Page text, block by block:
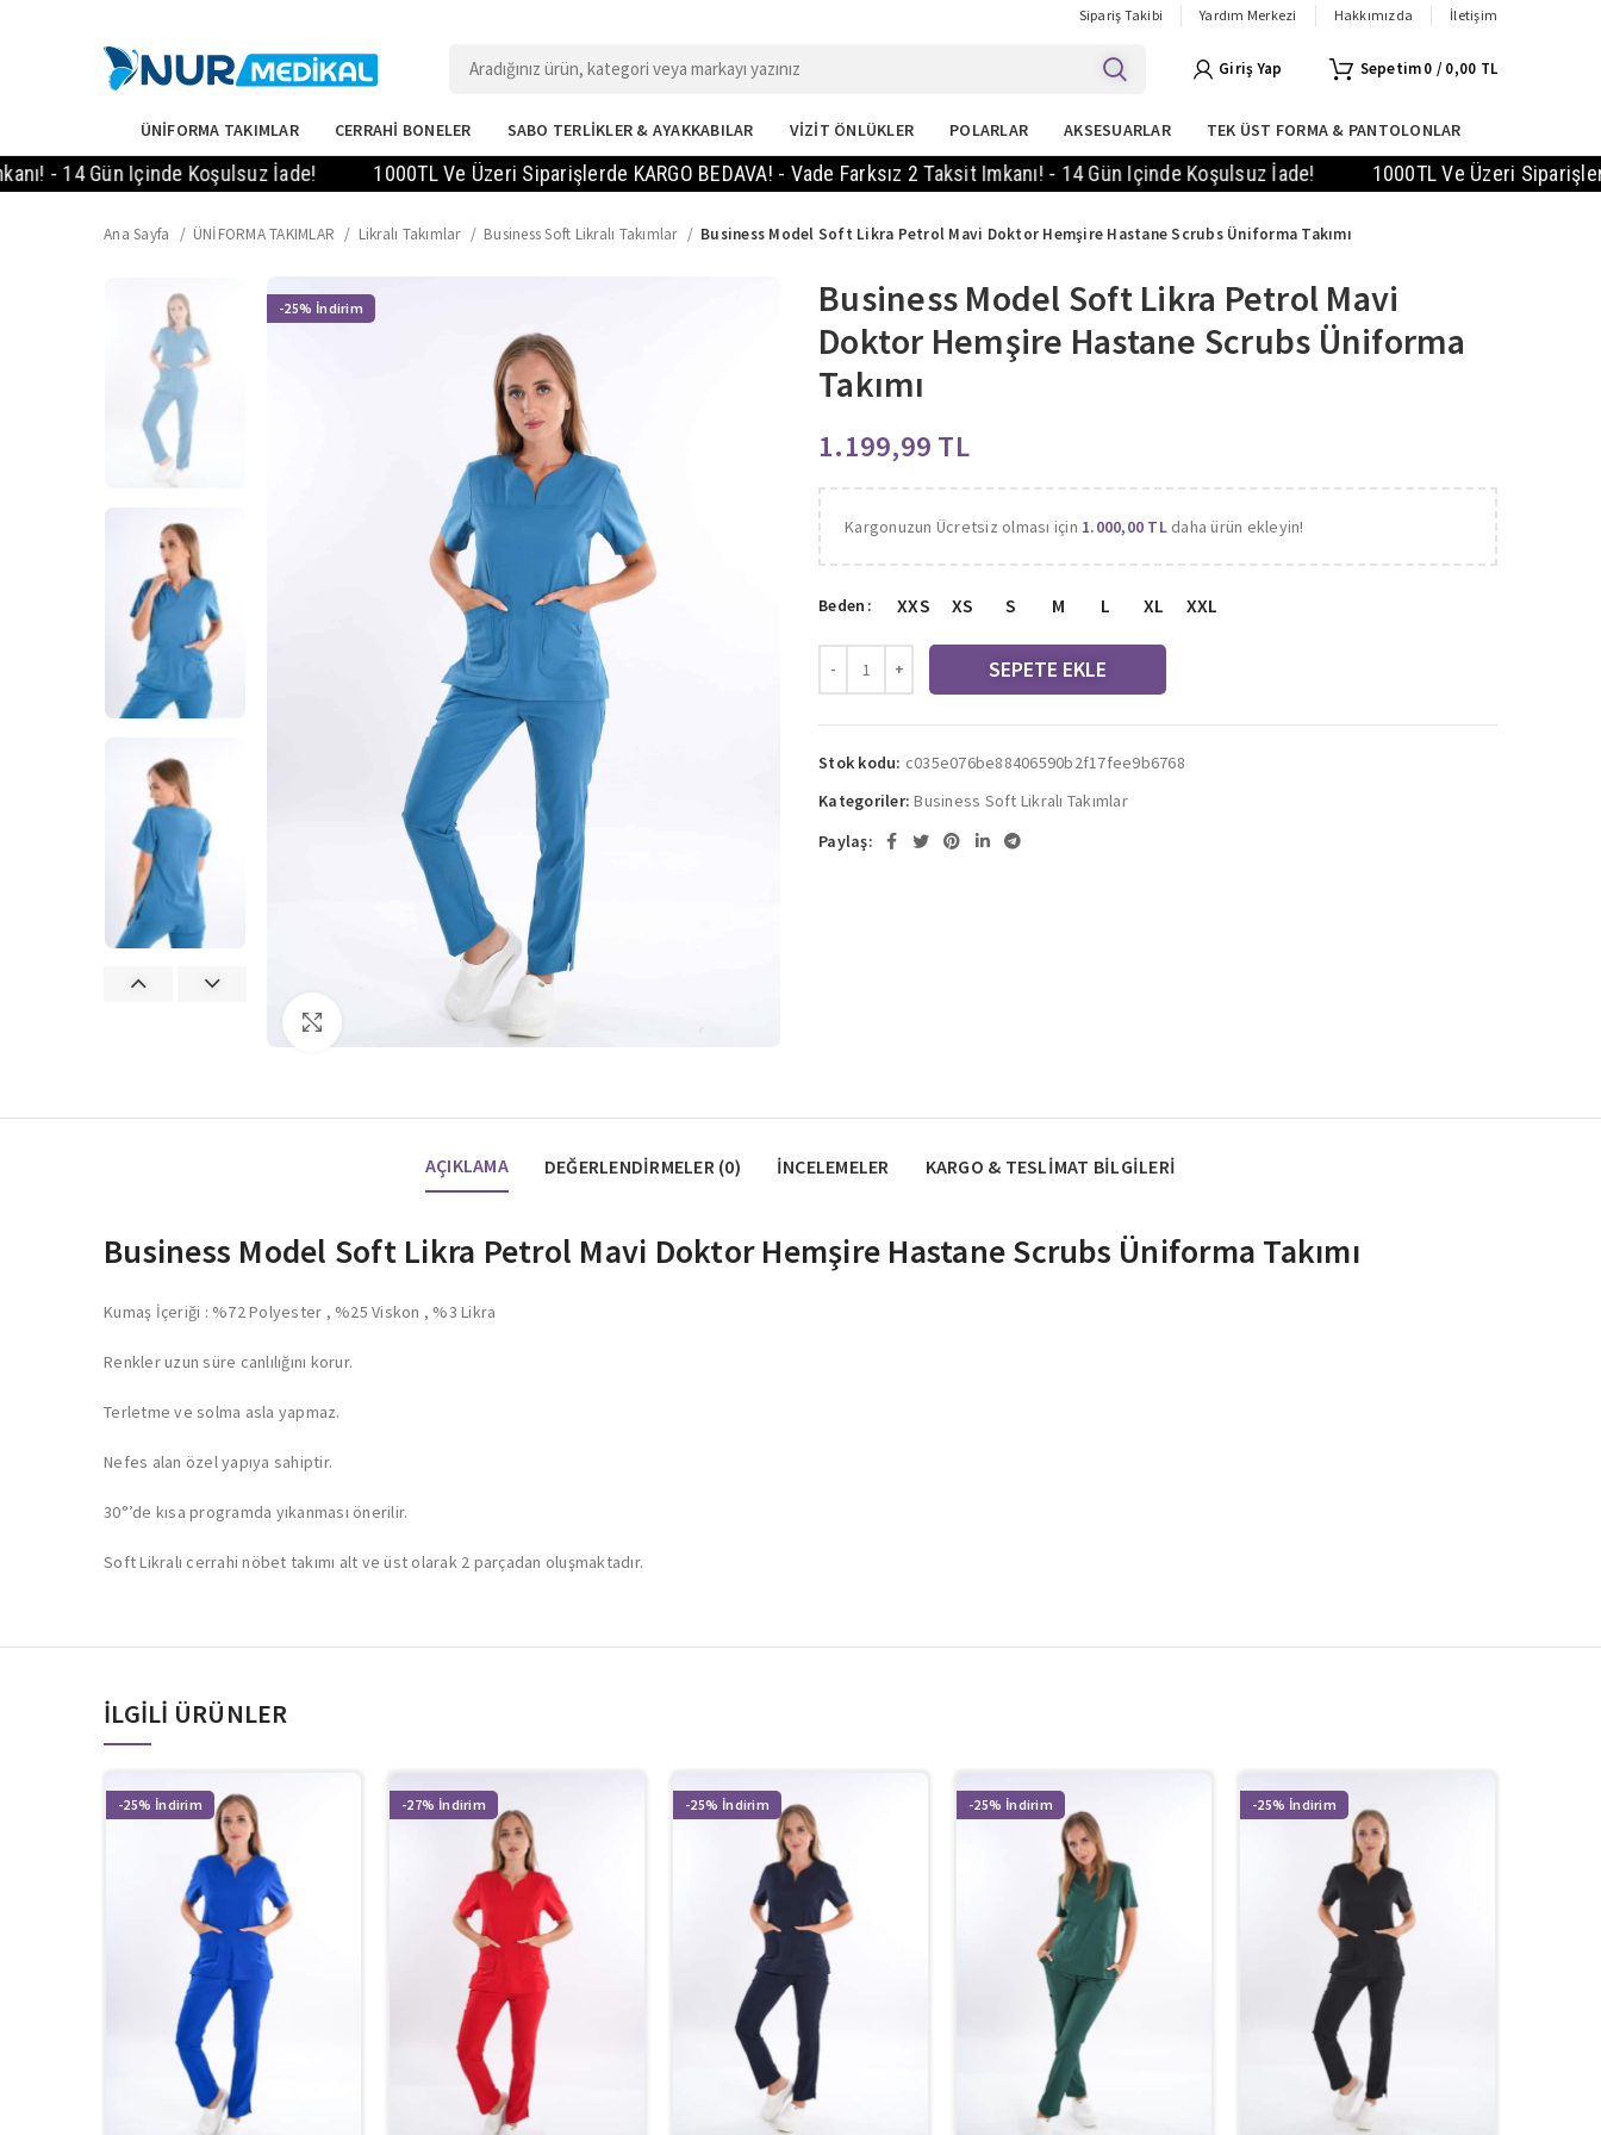
Sipariş Takibi Yardım Merkezi Hakkımızda İletişim
Giriş Yap 0 / 0,00 TL
ÜNİFORMA TAKIMLAR CERRAHİ BONELER SABO TERLİKLER & AYAKKABILAR VİZİT ÖNLÜKLER POLARLAR AKSESUARLAR TEK ÜST FORMA & PANTOLONLAR
14 Gün Içinde Koşulsuz İade! 1000TL Ve Üzeri Siparişlerde KARGO BEDAVA! - Vade Farksız 2 Taksit Imkanı! - 14 Gün Içinde Koşulsuz İade! 1000TL Ve Üzeri Siparişlerde
Ana Sayfa ÜNİFORMA TAKIMLAR Likralı Takımlar Business Soft Likralı Takımlar Business Model Soft Likra Petrol Mavi Doktor Hemşire Hastane Scrubs Üniforma Takımı
-25%
Büyütmek için tıklayın
Business Model Soft Likra Petrol Mavi
Doktor Hemşire Hastane Scrubs Üniforma
Takımı
TL
Kargonuzun Ücretsiz olması için 1.000,00 TLdaha ürün ekleyin!
Beden XXS XS S M L XL XXL
SEPETE EKLE
Stok kodu: c035e076be88406590b2f17fee9b6768
Kategoriler: Business Soft Likralı Takımlar
Paylaş:
AÇIKLAMA DEĞERLENDIRMELER (0) İNCELEMELER KARGO & TESLIMAT BILGILERI
Business Model Soft Likra Petrol Mavi Doktor Hemşire Hastane Scrubs Üniforma Takımı
Kumaş İçeriği : %72 Polyester , %25 Viskon , %3 Likra
Renkler uzun süre canlılığını korur.
Terletme ve solma asla yapmaz.
Nefes alan özel yapıya sahiptir.
30°’de kısa programda yıkanması önerilir.
Soft Likralı cerrahi nöbet takımı alt ve üst olarak 2 parçadan oluşmaktadır.
İLGILI ÜRÜNLER
-25% -27% -25% -25% -25%